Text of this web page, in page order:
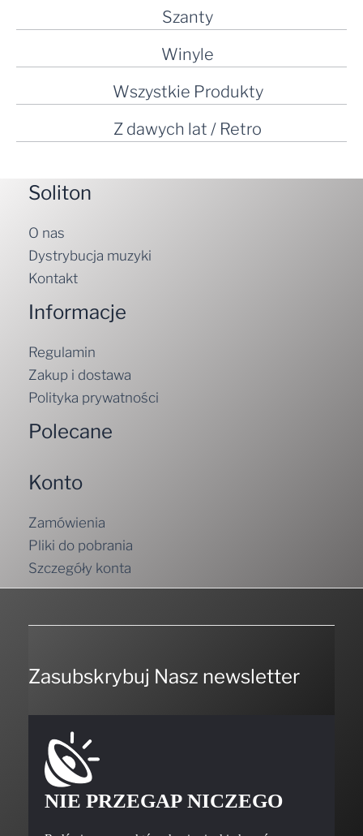
Szanty
Winyle
Wszystkie Produkty
Z dawych lat / Retro
Soliton
O nas
Dystrybucja muzyki
Kontakt
Informacje
Regulamin
Zakup i dostawa
Polityka prywatności
Polecane
Konto
Zamówienia
Pliki do pobrania
Szczegóły konta
Zasubskrybuj Nasz newsletter
NIE PRZEGAP NICZEGO